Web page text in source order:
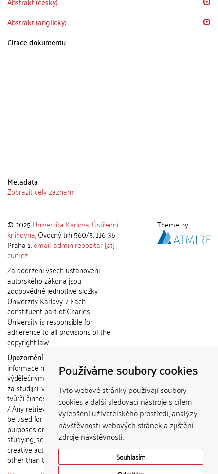
Používáme soubory cookies
Tyto webové stránky používají soubory
cookies a další sledovací nástroje s cílem
vylepšení uživatelského prostředí, analýzy
návštěvnosti webových stránek a zjištění
zdroje návštěvnosti.
Souhlasím
Abstrakt (anglicky)
Citace dokumentu
Metadata
Zobrazit celý záznam
© 2025 Univerzita Karlova,Ústřední
knihovna, Ovocný trh 560/5, 116 36
Praha 1;email: admin-repozitar [at]
cuni.cz
Za dodržení všech ustanovení
autorského zákona jsou
zodpovědné jednotlivé složky
Univerzity Karlovy. / Each
constituent part of Charles
University is responsible for
adherence to all provisions of the
copyright law.
Upozornění / Notice:
informace nemohou být použity k
výdělečným účelům nebo vydávány
za studijní, vědeckou nebo jinou
tvůrčí činnost jiné osoby než autora.
/ Any retrieved information shall not
be used for any commercial
purposes or claimed as results of
studying, scientific or any other
creative activities of any person
other than the author.
Theme by